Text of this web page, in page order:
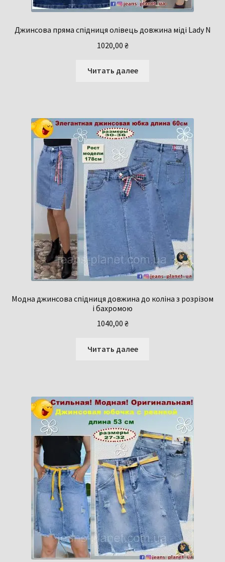
Джинсова пряма спідниця олівець довжина міді Lady N
1020,00 ₴
Читать далее
Модна джинсова спідниця довжина до коліна з розрізом
і бахромою
1040,00 ₴
Читать далее